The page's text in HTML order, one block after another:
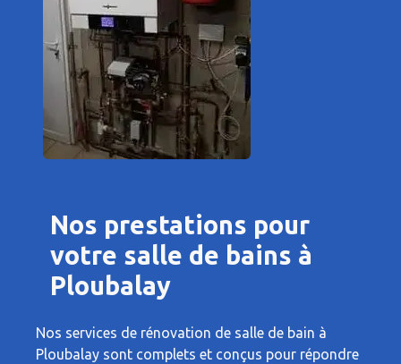
Nos prestations pour
votre salle de bains à
Ploubalay
Nos services de rénovation de salle de bain à
Ploubalay sont complets et conçus pour répondre